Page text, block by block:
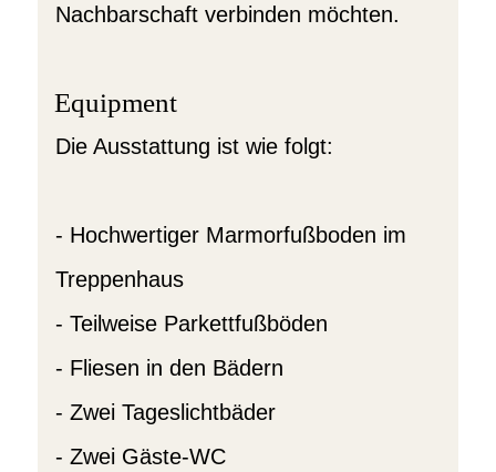
Nachbarschaft verbinden möchten.
Equipment
Die Ausstattung ist wie folgt:
- Hochwertiger Marmorfußboden im
Treppenhaus
- Teilweise Parkettfußböden
- Fliesen in den Bädern
- Zwei Tageslichtbäder
- Zwei Gäste-WC